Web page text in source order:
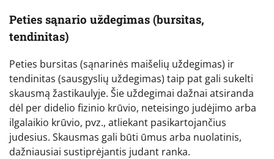
Peties sąnario uždegimas (bursitas,
tendinitas)
Peties bursitas (sąnarinės maišelių uždegimas) ir
tendinitas (sausgyslių uždegimas) taip pat gali sukelti
skausmą žastikaulyje. Šie uždegimai dažnai atsiranda
dėl per didelio fizinio krūvio, neteisingo judėjimo arba
ilgalaikio krūvio, pvz., atliekant pasikartojančius
judesius. Skausmas gali būti ūmus arba nuolatinis,
dažniausiai sustiprėjantis judant ranka.